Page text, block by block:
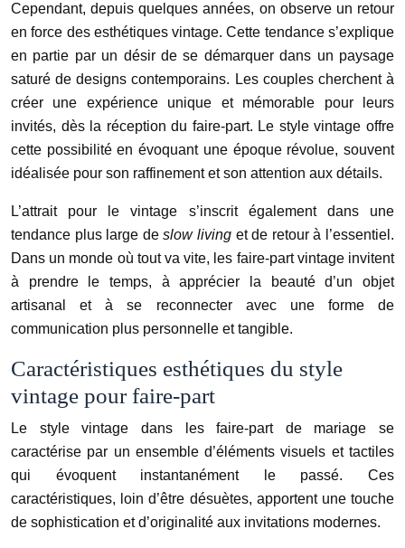
Cependant, depuis quelques années, on observe un retour
en force des esthétiques vintage. Cette tendance s’explique
en partie par un désir de se démarquer dans un paysage
saturé de designs contemporains. Les couples cherchent à
créer une expérience unique et mémorable pour leurs
invités, dès la réception du faire-part. Le style vintage offre
cette possibilité en évoquant une époque révolue, souvent
idéalisée pour son raffinement et son attention aux détails.
L’attrait pour le vintage s’inscrit également dans une
tendance plus large deslow living et de retour à l’essentiel.
Dans un monde où tout va vite, les faire-part vintage invitent
à prendre le temps, à apprécier la beauté d’un objet
artisanal et à se reconnecter avec une forme de
communication plus personnelle et tangible.
Caractéristiques esthétiques du style
vintage pour faire-part
Le style vintage dans les faire-part de mariage se
caractérise par un ensemble d’éléments visuels et tactiles
qui évoquent instantanément le passé. Ces
caractéristiques, loin d’être désuètes, apportent une touche
de sophistication et d’originalité aux invitations modernes.